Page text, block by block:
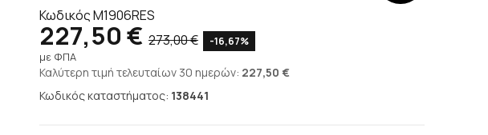
ΚωδικόςM1906RES
227,50 € 273,00 € -16,67%
με ΦΠΑ
Καλύτερη τιμή τελευταίων 30 ημερών: 227,50 €
Κωδικός καταστήματος: 138441